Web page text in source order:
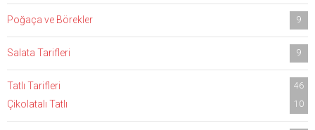
Poğaça ve Börekler 9
Salata Tarifleri 9
Tatlı Tarifleri 46
Çikolatalı Tatlı 10